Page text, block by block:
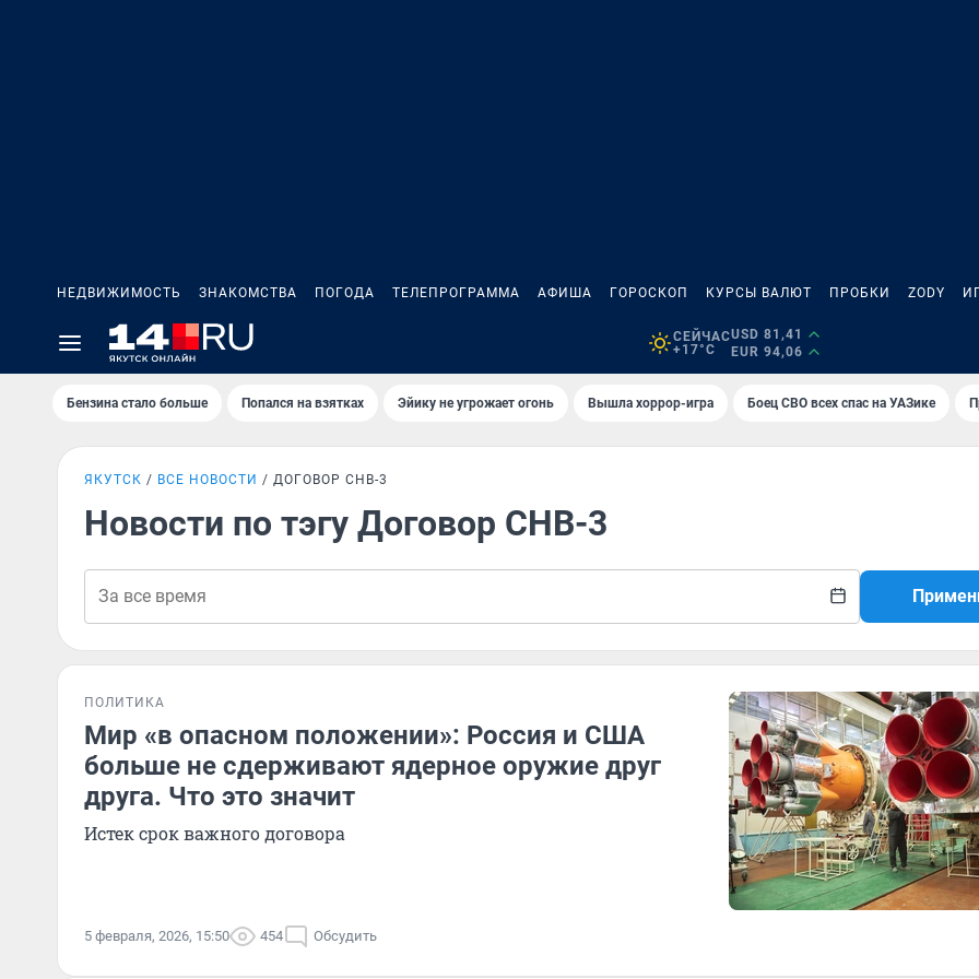
НЕДВИЖИМОСТЬ ЗНАКОМСТВА ПОГОДА ТЕЛЕПРОГРАММА АФИША ГОРОСКОП КУРСЫ ВАЛЮТ ПРОБКИ ZODY
СЕЙЧАС
+17°C
USD 81,41
EUR 94,06
Бензина стало больше Попался на взятках Эйику не угрожает огонь Вышла хоррор-игра Боец СВО всех спас на УАЗике
ЯКУТСК ВСЕ НОВОСТИ ДОГОВОР СНВ-3
Новости по тэгу Договор СНВ-3
ПОЛИТИКА
Мир «в опасном положении»: Россия и США
больше не сдерживают ядерное оружие друг
друга. Что это значит
Истек срок важного договора
5 февраля, 2026, 15:50 454 Обсудить